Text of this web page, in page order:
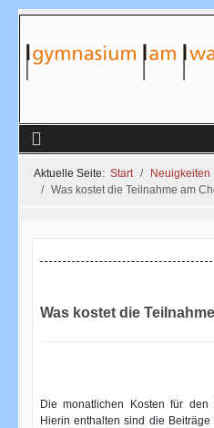
Aktuelle Seite: Start Neuigkeiten
Was kostet die Teilnahme am
Was kostet die
Die monatlichen Kosten für den
Hierin enthalten sind die